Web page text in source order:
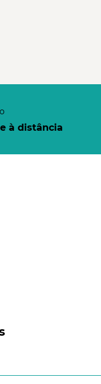
à distância